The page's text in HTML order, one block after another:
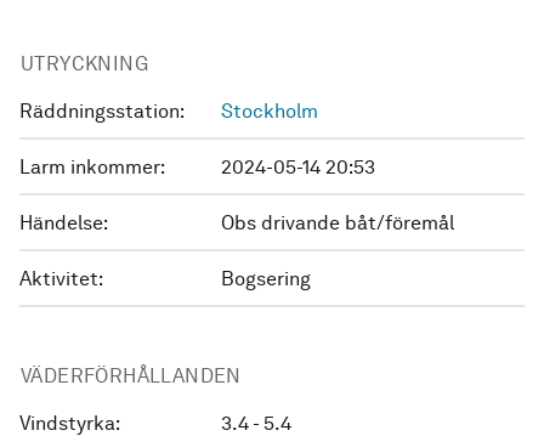
UTRYCKNING
Räddningsstation: Stockholm
Larm inkommer: 2024-05-14 20:53
Händelse: Obs drivande båt/föremål
Aktivitet: Bogsering
VÄDERFÖRHÅLLANDEN
Vindstyrka: 3.4 - 5.4